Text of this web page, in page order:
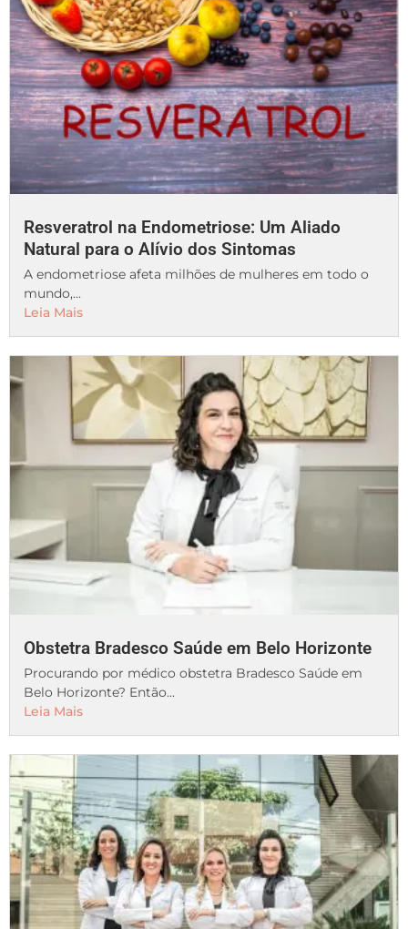
Resveratrol na Endometriose: Um Aliado
Natural para o Alívio dos Sintomas
A endometriose afeta milhões de mulheres em todo o
mundo,...
Leia Mais
Obstetra Bradesco Saúde em Belo Horizonte
Procurando por médico obstetra Bradesco Saúde em
Belo Horizonte? Então...
Leia Mais